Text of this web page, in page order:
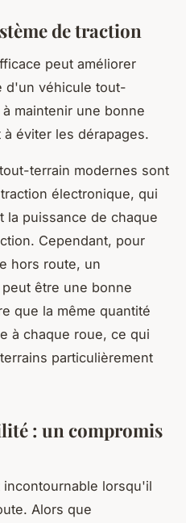
de traction
peut améliorer
d'un véhicule tout-
maintenir une bonne
éviter les dérapages.
terrain modernes sont
électronique, qui
la puissance de chaque
Cependant, pour
hors route, un
être une bonne
que la même quantité
à chaque roue, ce qui
particulièrement
: un compromis
lorsqu'il
Alors que